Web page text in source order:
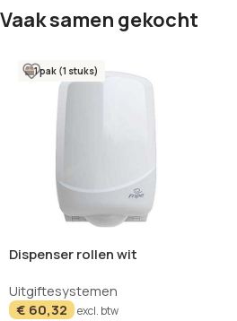
Vaak samen gekocht
1 pak (1 stuks)
Dispenser rollen wit
Uitgiftesystemen
€ 60,32 excl. btw